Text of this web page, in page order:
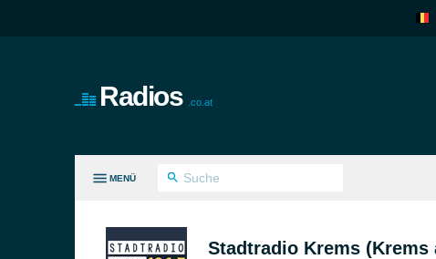
Radios .co.at
MENÜ
Stadtradio Krems (Krems